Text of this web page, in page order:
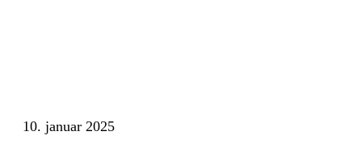
10. januar 2025